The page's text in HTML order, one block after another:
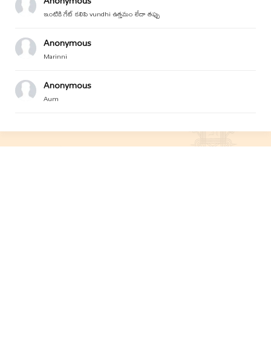
ఇంటికి గేట్ కలిపి vundhi ఉత్తమం లేదా తప్పు
Anonymous
Marinni
Anonymous
Aum